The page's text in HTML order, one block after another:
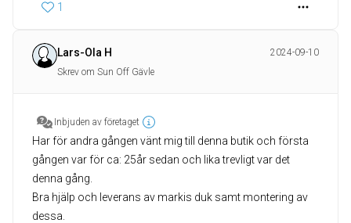
1
Lars-Ola H
2024-09-10
Skrev om Sun Off Gävle
Inbjuden av företaget
Har för andra gången vänt mig till denna butik och första
gången var för ca: 25år sedan och lika trevligt var det
denna gång.
Bra hjälp och leverans av markis duk samt montering av
dessa.